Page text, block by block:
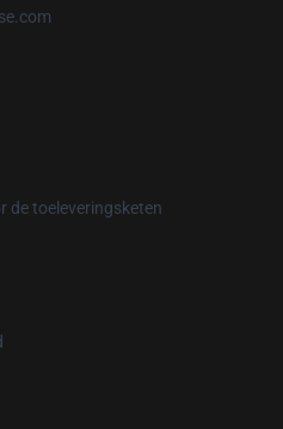
de toeleveringsketen